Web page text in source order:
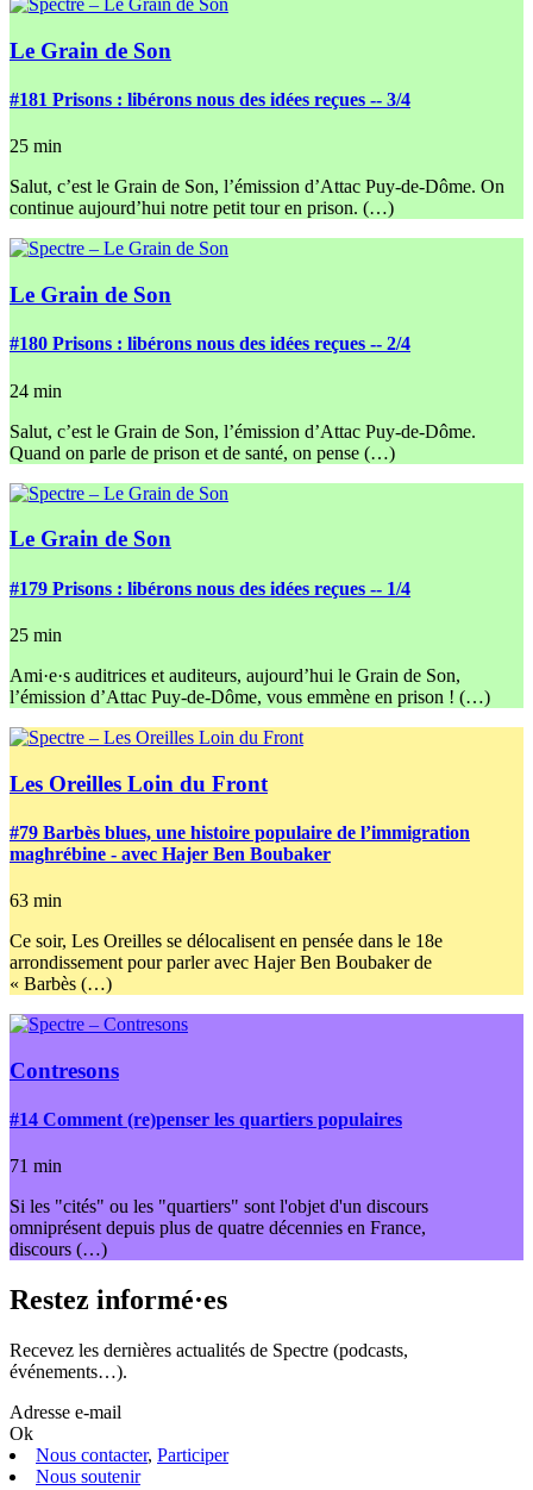
Le Grain de Son
#181 Prisons : libérons nous des idées reçues -- 3/4
25 min
Salut, c’est le Grain de Son, l’émission d’Attac Puy-de-Dôme. On
continue aujourd’hui notre petit tour en prison. (…)
Le Grain de Son
#180 Prisons : libérons nous des idées reçues -- 2/4
24 min
Salut, c’est le Grain de Son, l’émission d’Attac Puy-de-Dôme.
Quand on parle de prison et de santé, on pense (…)
Le Grain de Son
#179 Prisons : libérons nous des idées reçues -- 1/4
25 min
Ami·e·s auditrices et auditeurs, aujourd’hui le Grain de Son,
l’émission d’Attac Puy-de-Dôme, vous emmène en prison ! (…)
Les Oreilles Loin du Front
#79 Barbès blues, une histoire populaire de l’immigration
maghrébine - avec Hajer Ben Boubaker
63 min
Ce soir, Les Oreilles se délocalisent en pensée dans le 18e
arrondissement pour parler avec Hajer Ben Boubaker de
« Barbès (…)
Contresons
#14 Comment (re)penser les quartiers populaires
71 min
Si les "cités" ou les "quartiers" sont l'objet d'un discours
omniprésent depuis plus de quatre décennies en France,
discours (…)
Restez informé·es
Recevez les dernières actualités de Spectre (podcasts,
événements…).
Adresse e-mail
Ok
Nous contacter, Participer
Nous soutenir